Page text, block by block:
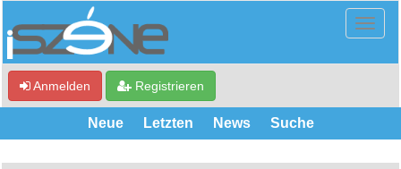
Anmelden Registrieren
Neue Letzten News Suche